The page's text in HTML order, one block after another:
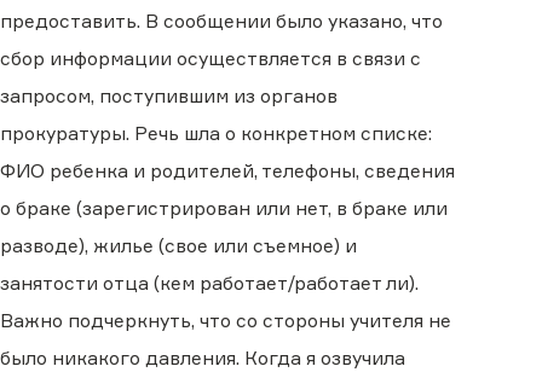
предоставить. В сообщении было указано, что
сбор информации осуществляется в связи с
запросом, поступившим из органов
прокуратуры. Речь шла о конкретном списке:
ФИО ребенка и родителей, телефоны, сведения
о браке (зарегистрирован или нет, в браке или
разводе), жилье (свое или съемное) и
занятости отца (кем работает/работает ли).
Важно подчеркнуть, что со стороны учителя не
было никакого давления. Когда я озвучила